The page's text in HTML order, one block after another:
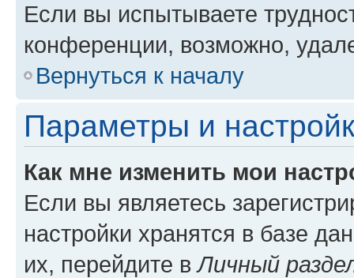
Если вы испытываете
конференции, возможно,
Вернуться к началу
Параметры и
Как мне изменить мои
Если вы являетесь
настройки хранятся в базе
их, перейдите вЛичный